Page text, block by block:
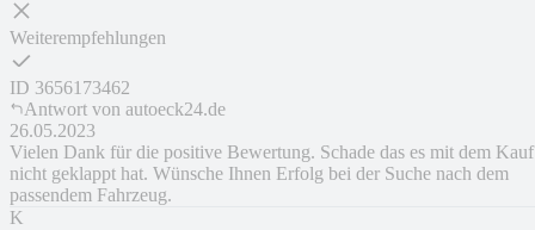
Weiterempfehlungen
ID 3656173462
Antwort von autoeck24.de
26.05.2023
Vielen Dank für die positive Bewertung. Schade das es mit dem Kauf
nicht geklappt hat. Wünsche Ihnen Erfolg bei der Suche nach dem
passendem Fahrzeug.
K